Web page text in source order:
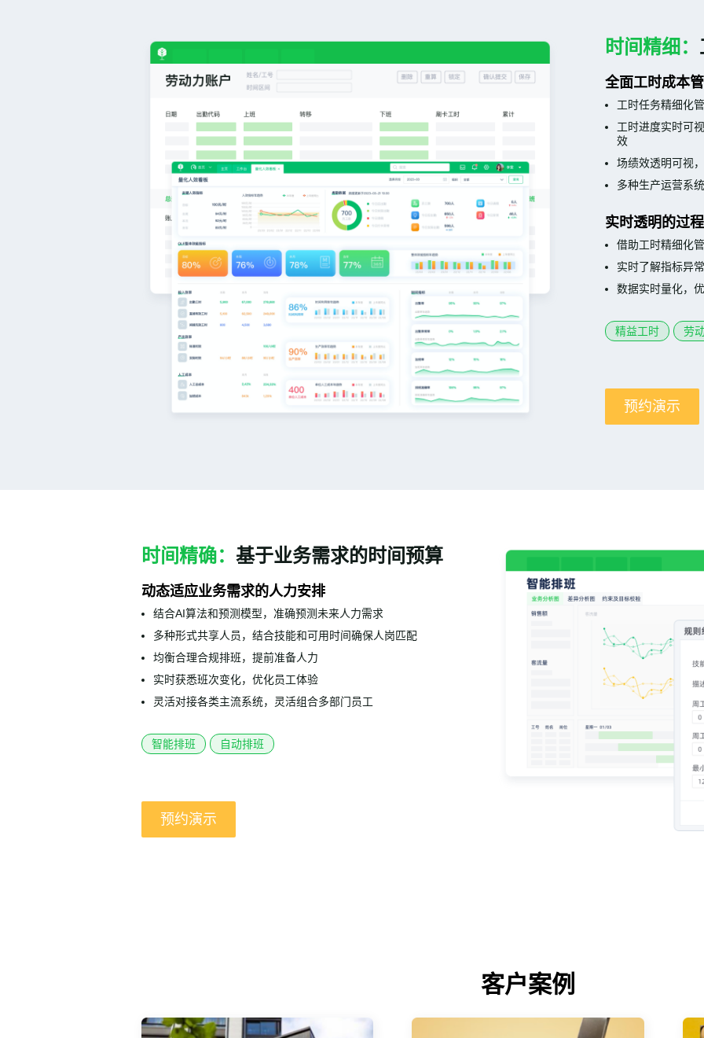
时间精细：
全面工时成本
工时任务精细化
工时进度实时可
效
场绩效透明可视
多种生产运营系
实时透明的过
借助工时精细化
实时了解指标异
数据实时量化，
精益工时 劳
预约演示
时间精确： 基于业务需求的时间预算
动态适应业务需求的人力安排
结合AI算法和预测模型，准确预测未来人力需求
多种形式共享人员，结合技能和可用时间确保人岗匹配
均衡合理合规排班，提前准备人力
实时获悉班次变化，优化员工体验
灵活对接各类主流系统，灵活组合多部门员工
智能排班 自动排班
预约演示
客户案例